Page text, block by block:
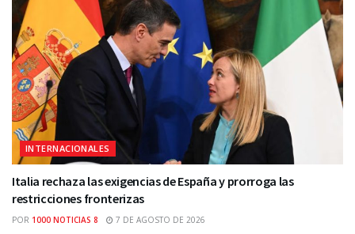
INTERNACIONALES
Italia rechaza las exigencias de España y prorroga las
restricciones fronterizas
POR 1000 NOTICIAS 8 7 DE AGOSTO DE 2026